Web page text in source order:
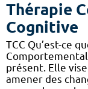
Thérapie
Cognitive
TCC Qu’est-ce
présent. Elle
amener des